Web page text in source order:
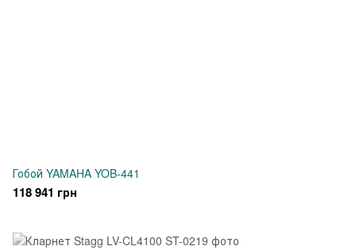
Гобой YAMAHA YOB-441
118 941 грн